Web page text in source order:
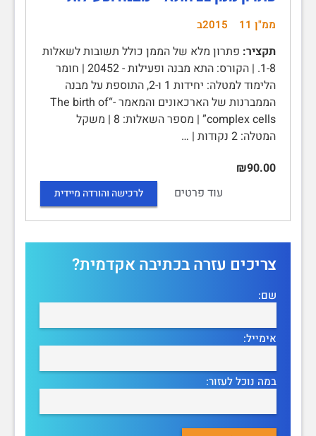
ממ"ן 11 2015ב
תקציר: פתרון מלא של הממן כולל תשובות לשאלות
1-8. | הקורס: התא מבנה ופעילות - 20452 | חומר
הלימוד למטלה: יחידות 1 ו-2, התוספת על מבנה
הממברנות של הארכאונים והמאמר -“The birth of
complex cells” | מספר השאלות: 8 | משקל
המטלה: 2 נקודות | …
₪90.00
עוד פרטים
לרכישה והורדה מיידית
צריכים עזרה בכתיבה אקדמית?
שם:
אימייל:
במה נוכל לעזור: